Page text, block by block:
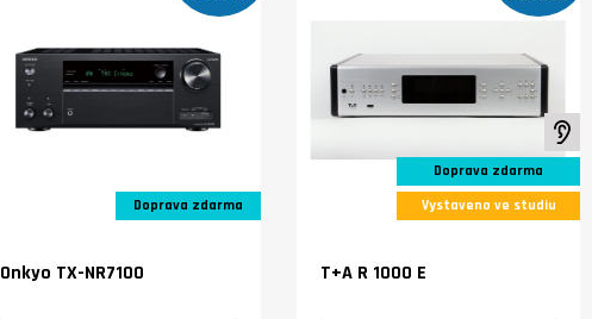
smartphonu, tabletu nebo PC.
reproduktory, výstupy pro
subwoofer a sluchátka.
Doprava zdarma
Onkyo TX-NR7100
Doprava zdarma
Vystaveno ve studiu
T+A R 1000 E